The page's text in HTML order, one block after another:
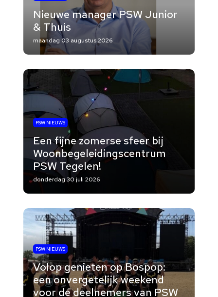
Nieuwe manager PSW Junior
& Thuis
maandag 03 augustus 2026
PSW NIEUWS
Een fijne zomerse sfeer bij
Woonbegeleidingscentrum
PSW Tegelen!
donderdag 30 juli 2026
PSW NIEUWS
Volop genieten op Bospop:
een onvergetelijk weekend
voor de deelnemers van PSW